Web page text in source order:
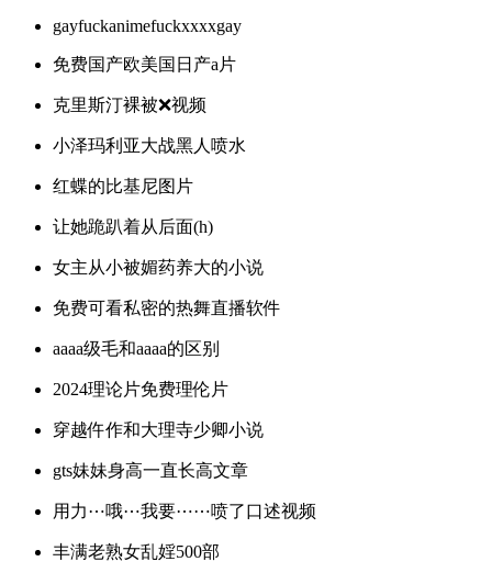
gayfuckanimefuckxxxxgay
免费国产欧美国日产a片
克里斯汀裸被❌视频
小泽玛利亚大战黑人喷水
红蝶的比基尼图片
让她跪趴着从后面(h)
女主从小被媚药养大的小说
免费可看私密的热舞直播软件
aaaa级毛和aaaa的区别
2024理论片免费理伦片
穿越仵作和大理寺少卿小说
gts妹妹身高一直长高文章
用力⋯哦⋯我要⋯⋯喷了口述视频
丰满老熟女乱婬500部